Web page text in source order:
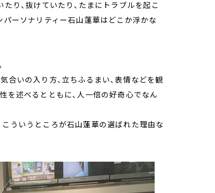
り、抜けていたり、たまにトラブルを起こ
パーソナリティー石山蓮華はどこか浮かな
合いの入り方、立ちふるまい、表情などを観
を述べるとともに、人一倍の好奇心でなん
ういうところが石山蓮華の選ばれた理由な